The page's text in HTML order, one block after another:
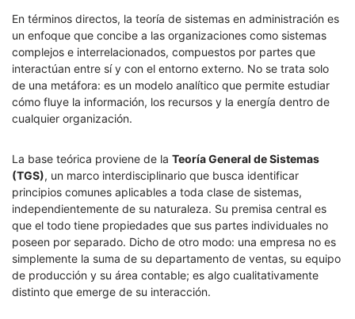
En términos directos, la teoría de sistemas en administración es
un enfoque que concibe a las organizaciones como sistemas
complejos e interrelacionados, compuestos por partes que
interactúan entre sí y con el entorno externo. No se trata solo
de una metáfora: es un modelo analítico que permite estudiar
cómo fluye la información, los recursos y la energía dentro de
cualquier organización.
La base teórica proviene de la Teoría General de Sistemas
(TGS), un marco interdisciplinario que busca identificar
principios comunes aplicables a toda clase de sistemas,
independientemente de su naturaleza. Su premisa central es
que el todo tiene propiedades que sus partes individuales no
poseen por separado. Dicho de otro modo: una empresa no es
simplemente la suma de su departamento de ventas, su equipo
de producción y su área contable; es algo cualitativamente
distinto que emerge de su interacción.